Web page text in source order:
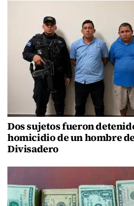
Dos sujetos fueron
homicidio de un hombre
Divisadero